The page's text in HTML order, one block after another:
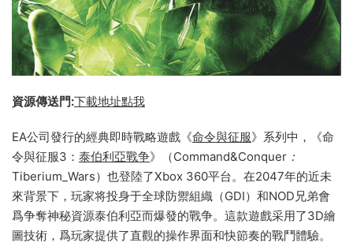
資源傳送門:下載地址點我
EA公司發行的經典即時戰略遊戲《命令與征服》系列中，《命
令與征服3： 泰伯利亞戰争》（Command&Conquer ：
Tiberium_Wars）也登陸了Xbox 360平台。在2047年的近未
來背景下，玩家将投身于全球防禦組織（GDI）和NOD兄弟會
爲争奪神秘資源泰伯利亞而爆發的戰争。這款遊戲采用了3D繪
圖技術，爲玩家提供了直觀的操作界面和快節奏的戰鬥體驗。